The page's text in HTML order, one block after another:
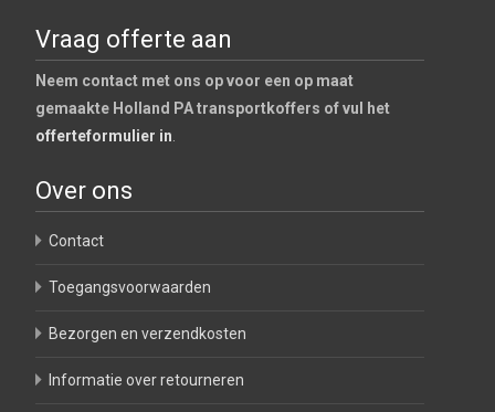
Vraag offerte aan
Neem contact met ons op voor een op maat
gemaakte Holland PA transportkoffers of vul het
offerteformulier in.
Over ons
Contact
Toegangsvoorwaarden
Bezorgen en verzendkosten
Informatie over retourneren